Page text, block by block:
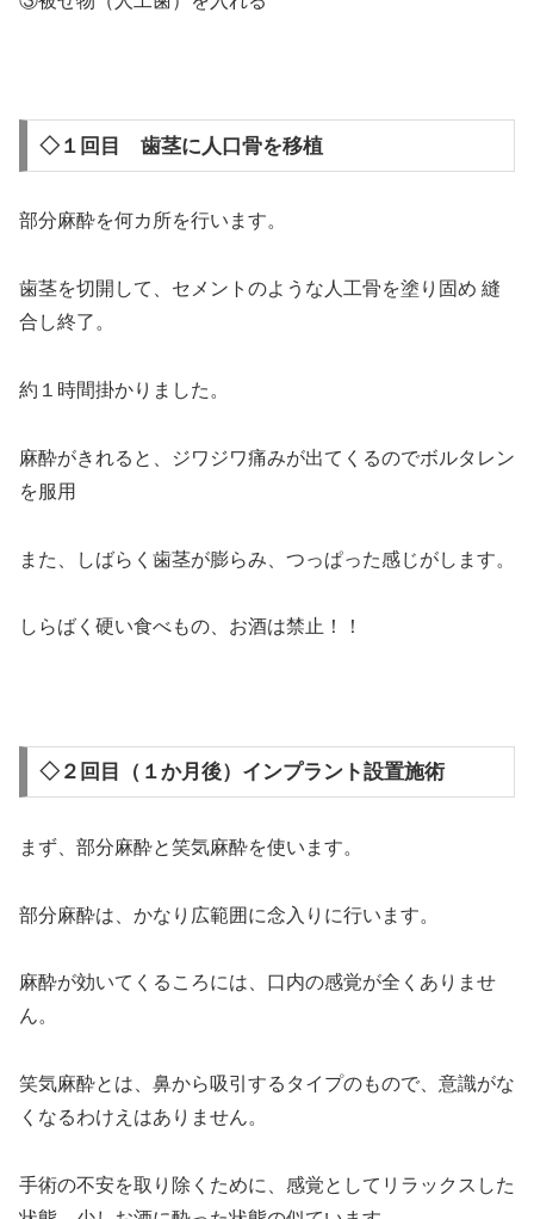
◇１回目 歯茎に人口骨を移植
部分麻酔を何カ所を行います。
歯茎を切開して、セメントのような人工骨を塗り固め 縫
合し終了。
約１時間掛かりました。
麻酔がきれると、ジワジワ痛みが出てくるのでボルタレン
を服用
また、しばらく歯茎が膨らみ、つっぱった感じがします。
しらばく硬い食べもの、お酒は禁止！！
◇２回目（１か月後）インプラント設置施術
まず、部分麻酔と笑気麻酔を使います。
部分麻酔は、かなり広範囲に念入りに行います。
麻酔が効いてくるころには、口内の感覚が全くありませ
ん。
笑気麻酔とは、鼻から吸引するタイプのもので、意識がな
くなるわけえはありません。
手術の不安を取り除くために、感覚としてリラックスした